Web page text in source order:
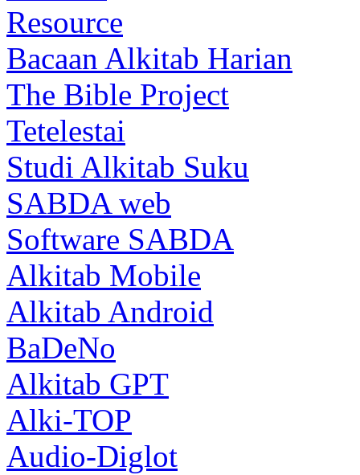
Resource
Bacaan Alkitab Harian
The Bible Project
Tetelestai
Studi Alkitab Suku
SABDA web
Software SABDA
Alkitab Mobile
Alkitab Android
BaDeNo
Alkitab GPT
Alki-TOP
Audio-Diglot